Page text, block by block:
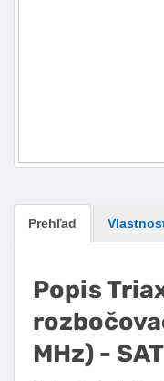
Prehľad
Popis
MHz) -